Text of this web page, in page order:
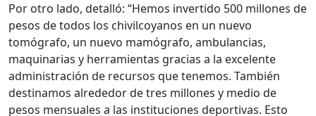
Por otro lado, detalló: “Hemos invertido 500 millones de
pesos de todos los chivilcoyanos en un nuevo
tomógrafo, un nuevo mamógrafo, ambulancias,
maquinarias y herramientas gracias a la excelente
administración de recursos que tenemos. También
destinamos alrededor de tres millones y medio de
pesos mensuales a las instituciones deportivas. Esto